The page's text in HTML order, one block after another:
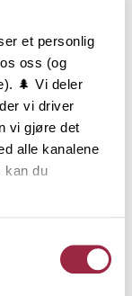
et personlig
oss (og
🌲 Vi deler
vi driver
vi gjøre det
alle kanalene
kan du
gråfarge
Er du på
fargen for
bygg og vil
som
gir